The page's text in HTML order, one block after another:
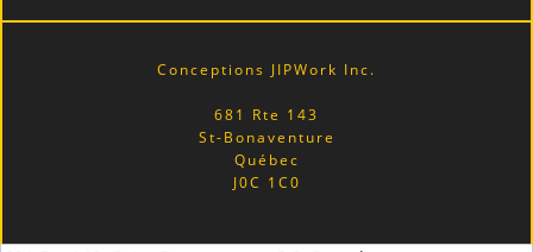
Conceptions JIPWork Inc.
681 Rte 143
St-Bonaventure
Québec
J0C 1C0